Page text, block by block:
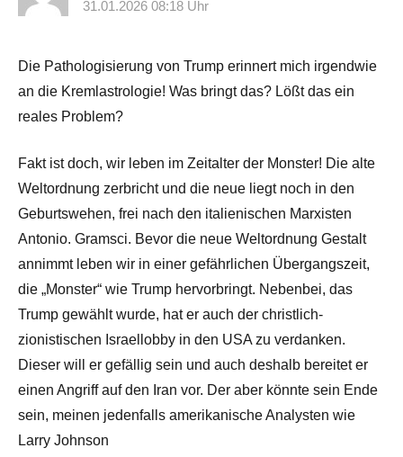
31.01.2026 08:18 Uhr
Die Pathologisierung von Trump erinnert mich irgendwie
an die Kremlastrologie! Was bringt das? Lößt das ein
reales Problem?
Fakt ist doch, wir leben im Zeitalter der Monster! Die alte
Weltordnung zerbricht und die neue liegt noch in den
Geburtswehen, frei nach den italienischen Marxisten
Antonio. Gramsci. Bevor die neue Weltordnung Gestalt
annimmt leben wir in einer gefährlichen Übergangszeit,
die „Monster“ wie Trump hervorbringt. Nebenbei, das
Trump gewählt wurde, hat er auch der christlich-
zionistischen Israellobby in den USA zu verdanken.
Dieser will er gefällig sein und auch deshalb bereitet er
einen Angriff auf den Iran vor. Der aber könnte sein Ende
sein, meinen jedenfalls amerikanische Analysten wie
Larry Johnson